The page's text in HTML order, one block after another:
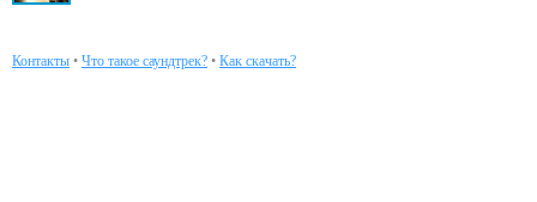
Контакты • Что такое саундтрек? • Как скачать?